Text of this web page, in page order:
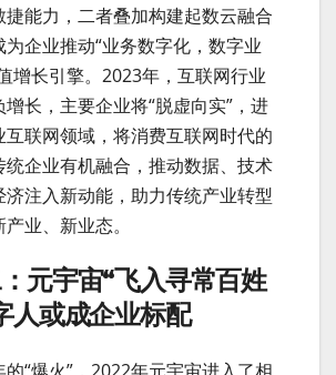
捷能力，二者叠加构建起数云融合
企业推动“业务数字化，数字业
增长引擎。2023年，互联网行业
长，主要企业将“脱虚向实”，进
联网领域，将消费互联网时代的
统企业有机融合，推动数据、技术
注入新动能，助力传统产业转型
业、新业态。
元宇宙“飞入寻常百姓
人或成企业标配